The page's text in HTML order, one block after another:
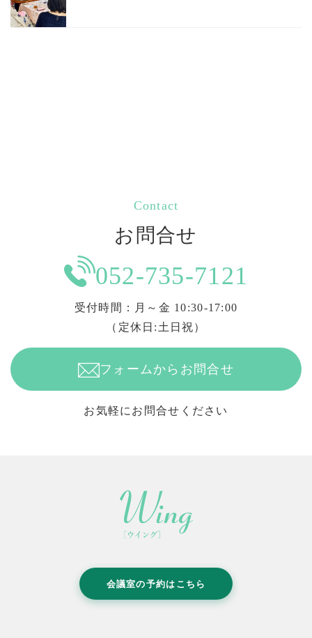
Contact
お問合せ
フォームからお問合せ
お気軽にお問合せください
052-735-7121
受付時間：月～金 10:30-17:00
（定休日:土日祝）
会議室の予約はこちら